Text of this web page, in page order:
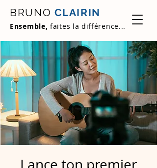
BRUNO CLAIRIN
Ensemble, faites la différence...